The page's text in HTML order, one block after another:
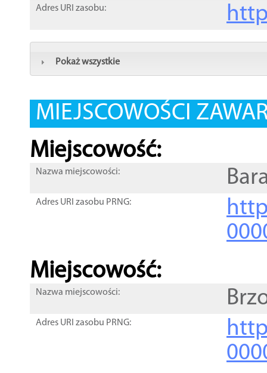
Adres URI zasobu:
Pokaż wszystkie
MIEJSCOWOŚCI
Miejscowość:
Nazwa miejscowości:
Adres URI zasobu PRNG:
Miejscowość:
Nazwa miejscowości:
Adres URI zasobu PRNG: